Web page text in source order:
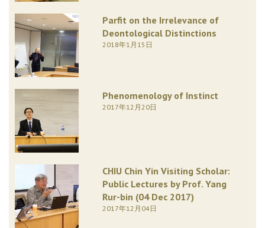
Parfit on the Irrelevance of
Deontological Distinctions
2018年1月15日
Phenomenology of Instinct
2017年12月20日
CHIU Chin Yin Visiting Scholar:
Public Lectures by Prof. Yang
Rur-bin (04 Dec 2017)
2017年12月04日